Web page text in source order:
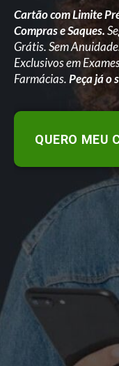
Cartão com Limite
Compras e Saques.
Grátis. Sem
Exclusivos em
Farmácias.Peça já o
QUERO MEU